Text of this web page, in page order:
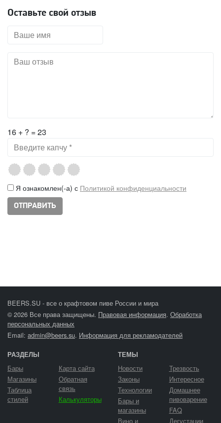
Оставьте свой отзыв
16 + ? = 23
Я ознакомлен(-а) с Политикой конфиденциальности
BEERS.SU - все о крафтовом пиве России и мира
© 2026 Все права защищены. Правовая информация. Обработка
персональных данных
Email: admin@beers.su. Информация для рекламодателей
РАЗДЕЛЫ
Бары
Магазины
Таблица
стилей
Карта сайта
Обратная
связь
Калькуляторы
ТЕМЫ
Новости
Законы
Технологии
Бары и
магазины
Вино и
Трезвость
Интересное
Домашнее
пивоварение
FAQ
Дегустации